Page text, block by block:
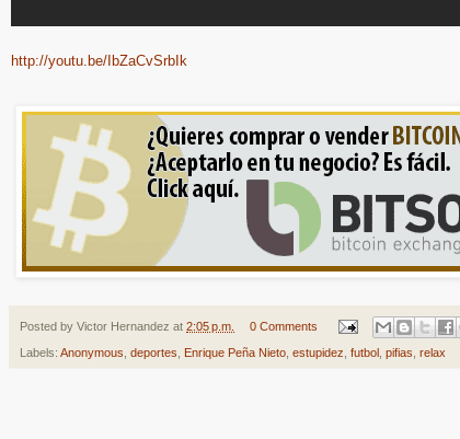
http://youtu.be/IbZaCvSrbIk
Posted by Victor Hernandez at 2:05 p.m. 0 Comments
Labels: Anonymous deportes Enrique Peña Nieto estupidez futbol pifias relax